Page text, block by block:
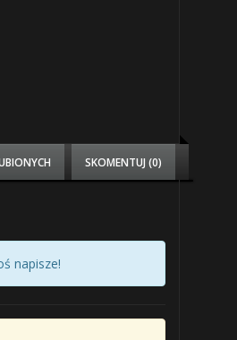
SKOMENTUJ (0)
napisze!